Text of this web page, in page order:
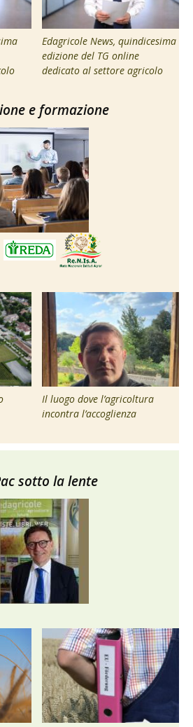
Edagricole News, quindicesima
edizione del TG online
dedicato al settore agricolo
e formazione
Il luogo dove l’agricoltura
incontra l’accoglienza
sotto la lente